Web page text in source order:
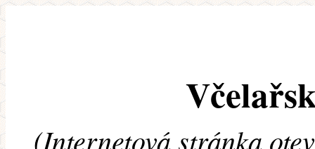
(Internetová stránka